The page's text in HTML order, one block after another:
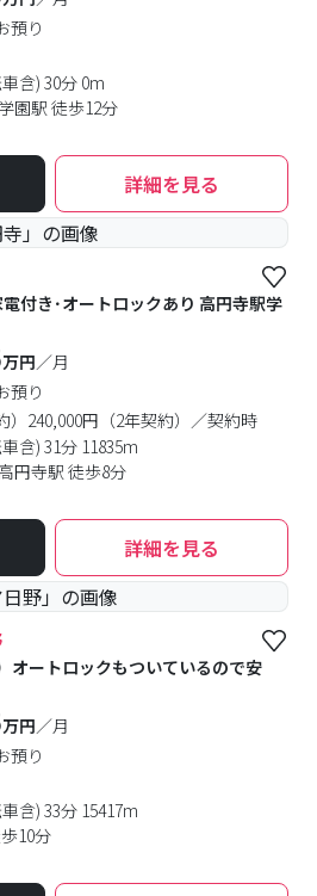
預り
含) 30分 0m
園駅 徒歩12分
詳細を見る
電付き･オートロックあり 高円寺駅学
万円／月
預り
）240,000円（2年契約）／契約時
含) 31分 11835m
円寺駅 徒歩8分
詳細を見る
オートロックもついているので安
万円／月
預り
含) 33分 15417m
10分